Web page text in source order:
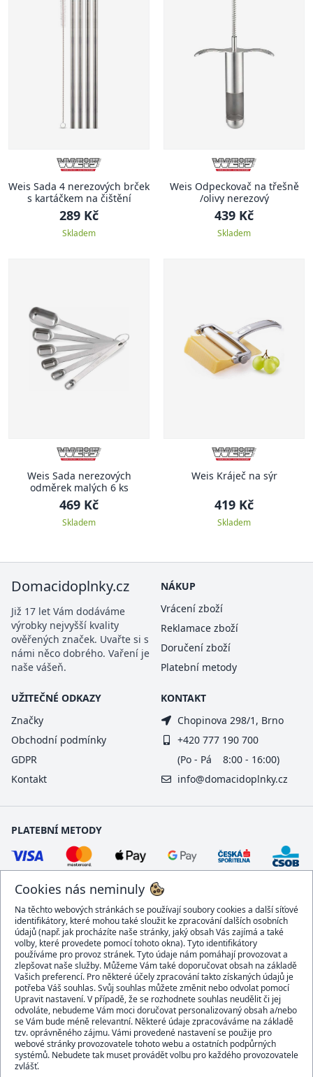
Weis Sada 4 nerezových brček
s kartáčkem na čištění
289 Kč
Skladem
Weis Odpeckovač na třešně
/olivy nerezový
439 Kč
Skladem
Weis Sada nerezových
odměrek malých 6 ks
469 Kč
Skladem
Weis Kráječ na sýr
419 Kč
Skladem
Cookies nás neminuly
Na těchto webových stránkách se používají soubory cookies a další síťové
identifikátory, které mohou také sloužit ke zpracování dalších osobních
údajů (např. jak procházíte naše stránky, jaký obsah Vás zajímá a také
volby, které provedete pomocí tohoto okna). Tyto identifikátory
používáme pro provoz stránek. Tyto údaje nám pomáhají provozovat a
zlepšovat naše služby. Můžeme Vám také doporučovat obsah na základě
Vašich preferencí. Pro některé účely zpracování takto získaných údajů je
potřeba Váš souhlas. Svůj souhlas můžete změnit nebo odvolat pomocí
Upravit nastavení. V případě, že se rozhodnete souhlas neudělit či jej
odvoláte, nebudeme Vám moci doručovat personalizovaný obsah a/nebo
se Vám bude méně relevantní. Některé údaje zpracováváme na základě
tzv. oprávněného zájmu. Vámi provedené nastavení se použije pro
webové stránky provozovatele tohoto webu a ostatních podpůrných
systémů. Nebudete tak muset provádět volbu pro každého provozovatele
zvlášť.
Domacidoplnky.cz
Již 17 let Vám dodáváme
výrobky nejvyšší kvality
ověřených značek. Uvařte si s
námi něco dobrého. Vaření je
naše vášeň.
NÁKUP
Vrácení zboží
Reklamace zboží
Doručení zboží
Platební metody
UŽITEČNÉ ODKAZY
Značky
Obchodní podmínky
GDPR
Kontakt
KONTAKT
Chopinova 298/1, Brno
+420 777 190 700
(Po - Pá 8:00 - 16:00)
info@domacidoplnky.cz
PLATEBNÍ METODY
DOPRAVCI
BEZPEČNÝ OBCHOD